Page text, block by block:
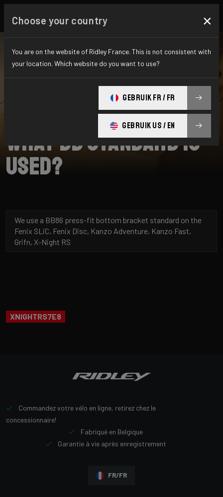
What BB standard is
used?
We use a BB86 press-fit bottom bracket standard on the
Fenix SLiC, Fenix Disc, Kanzo Adventure, Kanzo Fast,
Grifn, X-Night RS
XNIGHTRS7E8
Commandez votre vélo en ligne, retirez chez le
concessionnaire!
Fabriqué en Belgique
Garantie à vie après enregistrement
FR/FR
Choose your country ×
You are on the website of Ridley France. This is not consistent with
your location. Which website do you want to use?
GEBRUIK FR / FR
GEBRUIK US / EN